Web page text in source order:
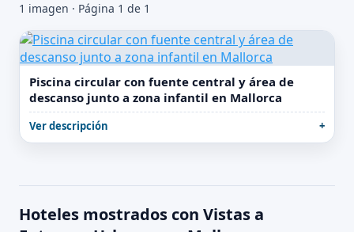
1 imagen · Página 1 de 1
Piscina circular con fuente central y área de
descanso junto a zona infantil en Mallorca
Ver descripción
Hoteles mostrados con Vistas a